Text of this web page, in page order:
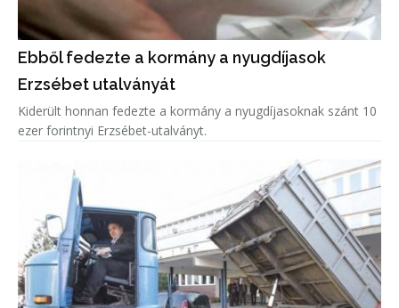
Ebből fedezte a kormány a nyugdíjasok
Erzsébet utalványát
Kiderült honnan fedezte a kormány a nyugdíjasoknak szánt 10
ezer forintnyi Erzsébet-utalványt.